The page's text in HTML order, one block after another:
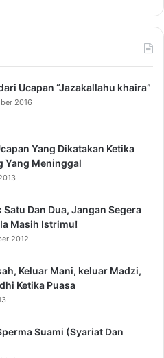
Ucapan “Jazakallahu khaira”
2016
Yang Dikatakan Ketika
Yang Meninggal
Satu Dan Dua, Jangan Segera
Masih Istrimu!
2012
Keluar Mani, keluar Madzi,
Ketika Puasa
Suami (Syariat Dan